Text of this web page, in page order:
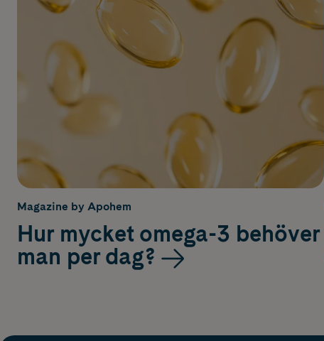
Magazine by Apohem
Hur mycket omega-3 behöver
man per dag?